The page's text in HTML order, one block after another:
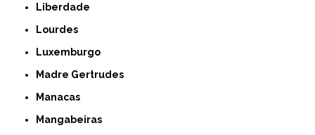
Liberdade
Lourdes
Luxemburgo
Madre Gertrudes
Manacas
Mangabeiras